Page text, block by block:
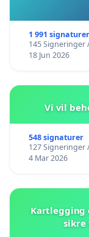
1 991 signaturer
145 Signeringer
18 Jun 2026
Vi vil
548 signaturer
127 Signeringer
4 Mar 2026
Kartlegging
sikre